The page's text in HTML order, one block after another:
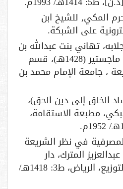
المكي, للشيخ ابن
على الشبكة.
تهاني بنت عبدالله بن
عبدالعزيز الخنيني، ماجستير (1428هـ)، قسم
، جامعة الإمام محمد بن
الخلق إلى دين الحق)،
مطبعة الاستقامة،
في نظر الشريعة
المترك، دار
العاصمة للنشر والتوزيع، الرياض، ط3: 1418هـ/